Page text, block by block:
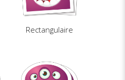
Rectangulaire